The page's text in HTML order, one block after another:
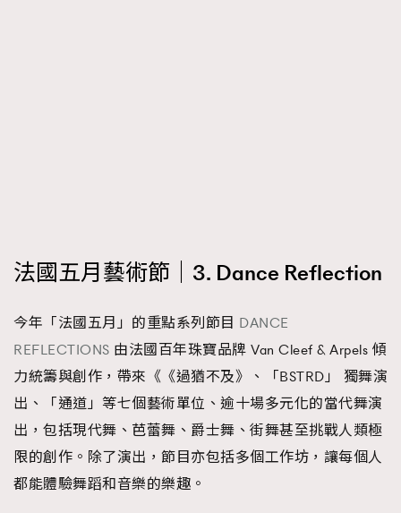
法國五月藝術節｜3. Dance Reflection
今年「法國五月」的重點系列節目 DANCE
REFLECTIONS 由法國百年珠寶品牌 Van Cleef & Arpels 傾
力統籌與創作，帶來《《過猶不及》、「BSTRD」 獨舞演
出、「通道」等七個藝術單位、逾十場多元化的當代舞演
出，包括現代舞、芭蕾舞、爵士舞、街舞甚至挑戰人類極
限的創作。除了演出，節目亦包括多個工作坊，讓每個人
都能體驗舞蹈和音樂的樂趣。